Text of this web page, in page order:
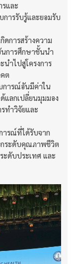
และ
ารรับรู้และยอมรับ
ดการสร้างความ
การศึกษาชั้นนำ
นำไปสู่โครงการ
ต
การณ์อันมีค่าใน
แลกเปลี่ยนมุมมอง
ทำวิจัยและ
ารณ์ที่ได้รับจาก
ระดับคุณภาพชีวิต
ะดับประเทศ และ